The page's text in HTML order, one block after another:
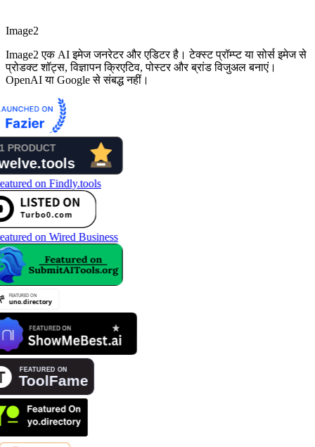
Image2
Image2 एक AI इमेज जनरेटर और एडिटर है। टेक्स्ट प्रॉम्प्ट या सोर्स इमेज से
प्रोडक्ट शॉट्स, विज्ञापन क्रिएटिव, पोस्टर और ब्रांड विजुअल बनाएं।
OpenAI या Google से संबद्ध नहीं।